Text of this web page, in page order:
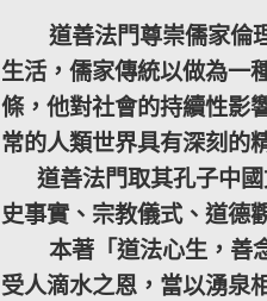
道善法門尊崇儒家倫理
生活，儒家傳統以做為一
條，他對社會的持續性影
常的人類世界具有深刻的
道善法門取其孔子中國
史事實、宗教儀式、道德
本著「道法心生，善念
受人滴水之恩，當以湧泉